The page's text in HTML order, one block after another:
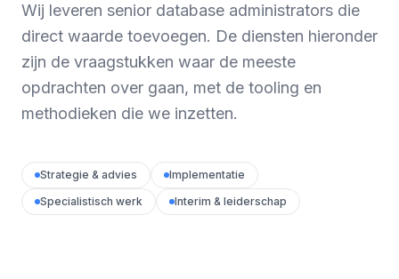
Wij leveren senior database administrators die
direct waarde toevoegen. De diensten hieronder
zijn de vraagstukken waar de meeste
opdrachten over gaan, met de tooling en
methodieken die we inzetten.
Strategie & advies
Implementatie
Specialistisch werk
Interim & leiderschap